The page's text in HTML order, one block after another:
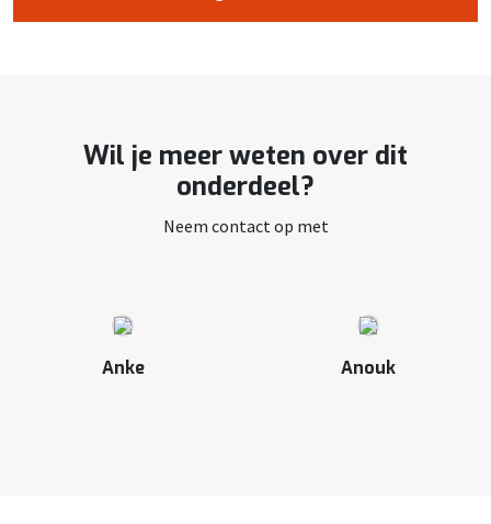
Wil je meer weten over dit
onderdeel?
Neem contact op met
Anke Anouk